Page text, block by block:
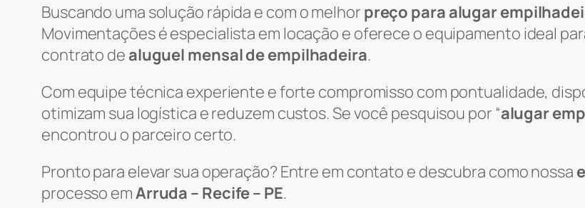
Buscando uma solução rápida e com o melhor preço para alugar
Movimentações é especialista em locação e oferece o equipamento ideal
contrato de aluguel mensal de empilhadeira.
Com equipe técnica experiente e forte compromisso com pontualidade,
otimizam sua logística e reduzem custos. Se você pesquisou por “alugar
encontrou o parceiro certo.
Pronto para elevar sua operação? Entre em contato e descubra como nossa
processo emArruda – Recife – PE.